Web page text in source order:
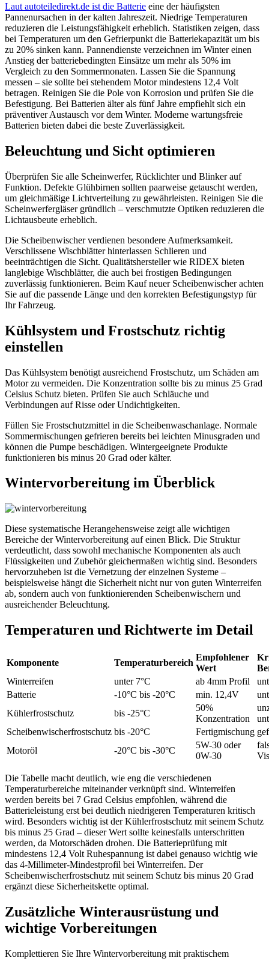
Laut autoteiledirekt.de ist die Batterie eine der häufigsten
Pannenursachen in der kalten Jahreszeit. Niedrige Temperaturen
reduzieren die Leistungsfähigkeit erheblich. Statistiken zeigen, dass
bei Temperaturen um den Gefrierpunkt die Batteriekapazität um bis
zu 20% sinken kann. Pannendienste verzeichnen im Winter einen
Anstieg der batteriebedingten Einsätze um mehr als 50% im
Vergleich zu den Sommermonaten. Lassen Sie die Spannung
messen – sie sollte bei stehendem Motor mindestens 12,4 Volt
betragen. Reinigen Sie die Pole von Korrosion und prüfen Sie die
Befestigung. Bei Batterien älter als fünf Jahre empfiehlt sich ein
präventiver Austausch vor dem Winter. Moderne wartungsfreie
Batterien bieten dabei die beste Zuverlässigkeit.
Beleuchtung und Sicht optimieren
Überprüfen Sie alle Scheinwerfer, Rücklichter und Blinker auf
Funktion. Defekte Glühbirnen sollten paarweise getauscht werden,
um gleichmäßige Lichtverteilung zu gewährleisten. Reinigen Sie die
Scheinwerfergläser gründlich – verschmutzte Optiken reduzieren die
Lichtausbeute erheblich.
Die Scheibenwischer verdienen besondere Aufmerksamkeit.
Verschlissene Wischblätter hinterlassen Schlieren und
beeinträchtigen die Sicht. Qualitätshersteller wie RIDEX bieten
langlebige Wischblätter, die auch bei frostigen Bedingungen
zuverlässig funktionieren. Beim Kauf neuer Scheibenwischer achten
Sie auf die passende Länge und den korrekten Befestigungstyp für
Ihr Fahrzeug.
Kühlsystem und Frostschutz richtig
einstellen
Das Kühlsystem benötigt ausreichend Frostschutz, um Schäden am
Motor zu vermeiden. Die Konzentration sollte bis zu minus 25 Grad
Celsius Schutz bieten. Prüfen Sie auch Schläuche und
Verbindungen auf Risse oder Undichtigkeiten.
Füllen Sie Frostschutzmittel in die Scheibenwaschanlage. Normale
Sommermischungen gefrieren bereits bei leichten Minusgraden und
können die Pumpe beschädigen. Wintergeeignete Produkte
funktionieren bis minus 20 Grad oder kälter.
Wintervorbereitung im Überblick
Diese systematische Herangehensweise zeigt alle wichtigen
Bereiche der Wintervorbereitung auf einen Blick. Die Struktur
verdeutlicht, dass sowohl mechanische Komponenten als auch
Flüssigkeiten und Zubehör gleichermaßen wichtig sind. Besonders
hervorzuheben ist die Vernetzung der einzelnen Systeme –
beispielsweise hängt die Sicherheit nicht nur von guten Winterreifen
ab, sondern auch von funktionierenden Scheibenwischern und
ausreichender Beleuchtung.
Temperaturen und Richtwerte im Detail
Komponente Temperaturbereich
Empfohlener
Wert
Winterreifen
unter 7°C ab 4mm Profil
Batterie
-10°C bis -20°C min. 12,4V
Kühlerfrostschutz
bis -25°C
50%
Konzentration
Scheibenwischerfrostschutz bis -20°C Fertigmischung
Motoröl
-20°C bis -30°C
5W-30 oder
0W-30
Die Tabelle macht deutlich, wie eng die verschiedenen
Temperaturbereiche miteinander verknüpft sind. Winterreifen
werden bereits bei 7 Grad Celsius empfohlen, während die
Batterieleistung erst bei deutlich niedrigeren Temperaturen kritisch
wird. Besonders wichtig ist der Kühlerfrostschutz mit seinem Schutz
bis minus 25 Grad – dieser Wert sollte keinesfalls unterschritten
werden, da Motorschäden drohen. Die Batterieprüfung mit
mindestens 12,4 Volt Ruhespannung ist dabei genauso wichtig wie
das 4-Millimeter-Mindestprofil bei Winterreifen. Der
Scheibenwischerfrostschutz mit seinem Schutz bis minus 20 Grad
ergänzt diese Sicherheitskette optimal.
Zusätzliche Winterausrüstung und
wichtige Vorbereitungen
Komplettieren Sie Ihre Wintervorbereitung mit praktischem